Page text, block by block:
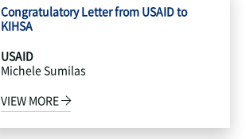
Congratulatory Letter from USAID to
KIHSA
USAID
Michele Sumilas
VIEW MORE